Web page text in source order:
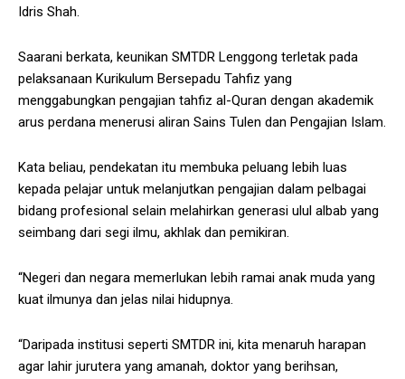
Idris Shah.
Saarani berkata, keunikan SMTDR Lenggong terletak pada
pelaksanaan Kurikulum Bersepadu Tahfiz yang
menggabungkan pengajian tahfiz al-Quran dengan akademik
arus perdana menerusi aliran Sains Tulen dan Pengajian Islam.
Kata beliau, pendekatan itu membuka peluang lebih luas
kepada pelajar untuk melanjutkan pengajian dalam pelbagai
bidang profesional selain melahirkan generasi ulul albab yang
seimbang dari segi ilmu, akhlak dan pemikiran.
“Negeri dan negara memerlukan lebih ramai anak muda yang
kuat ilmunya dan jelas nilai hidupnya.
“Daripada institusi seperti SMTDR ini, kita menaruh harapan
agar lahir jurutera yang amanah, doktor yang berihsan,